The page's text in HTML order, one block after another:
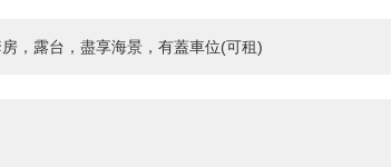
，露台，盡享海景，有蓋車位(可租)